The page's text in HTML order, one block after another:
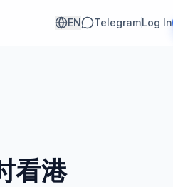
EN TelegramLog In
看港